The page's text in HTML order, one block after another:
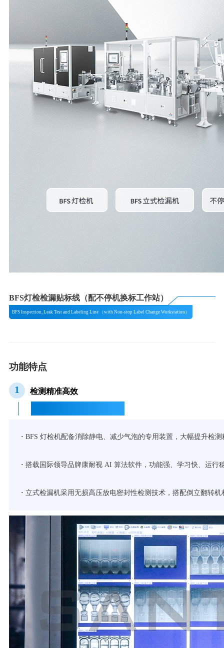
BFS灯检检漏贴标线（配不停机换标工作站）
BFS Inspection, Leak Test and Labeling Line （with Non-stop Label Change Workstation）
功能特点
1 检测精准高效
· BFS 灯检机配备消除静电、减少气泡的专用装置，大幅提升检测
· 搭载国际领导品牌康耐视 AI 算法软件，功能强、学习快、运行
· 立式检漏机采用无损高压放电密封性检测技术，搭配倒立翻转